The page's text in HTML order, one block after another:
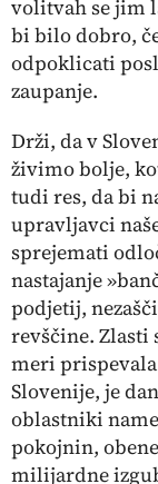
volitvah se jim
bi bilo dobro,
odpoklicati
zaupanje.
Drži, da v
živimo bolje,
tudi res, da bi
upravljavci
sprejemati
nastajanje
podjetij,
revščine. Zlasti
meri
Slovenije, je
oblastniki
pokojnin,
milijardne